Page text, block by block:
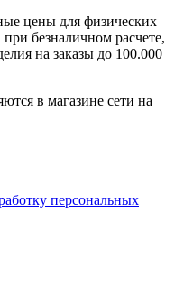
цены для физических
безналичном расчете,
на заказы до 100.000
в магазине сети на
персональных